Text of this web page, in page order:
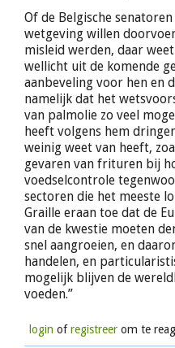
Of de Belgische
wetgeving willen
misleid werden, daar
wellicht uit de komende
aanbeveling voor hen en
namelijk dat het
van palmolie zo veel
heeft volgens hem
weinig weet van heeft,
gevaren van frituren bij
voedselcontrole
sectoren die het meeste
Graille eraan toe dat de
van de kwestie moeten
snel aangroeien, en
handelen, en
mogelijk blijven de
voeden.”
login ofregistreerom te